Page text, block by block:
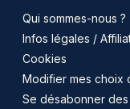
Qui sommes-nous ?
Infos légales /
Cookies
Modifier mes choix
Se désabonner